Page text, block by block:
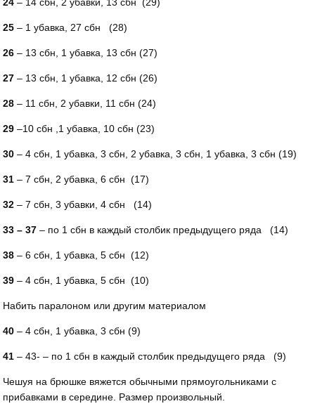
24 – 14 сбн, 2 убавки, 13 сбн (29)
25 – 1 убавка, 27 сбн (28)
26 – 13 сбн, 1 убавка, 13 сбн (27)
27 – 13 сбн, 1 убавка, 12 сбн (26)
28– 11 сбн, 2 убавки, 11 сбн (24)
29–10 сбн ,1 убавка, 10 сбн (23)
30 – 4 сбн, 1 убавка, 3 сбн, 2 убавка, 3 сбн, 1 убавка, 3 сбн (19)
31 – 7 сбн, 2 убавка, 6 сбн (17)
32 – 7 сбн, 3 убавки, 4 сбн (14)
33 – 37 – по 1 сбн в каждый столбик предыдущего ряда (14)
38 – 6 сбн, 1 убавка, 5 сбн (12)
39 – 4 сбн, 1 убавка, 5 сбн (10)
Набить паралоном или другим материалом
40– 4 сбн, 1 убавка, 3 сбн (9)
41 – 43- – по 1 сбн в каждый столбик предыдущего ряда (9)
Чешуя на брюшке вяжется обычными прямоугольниками с
прибавками в середине. Размер произвольный.